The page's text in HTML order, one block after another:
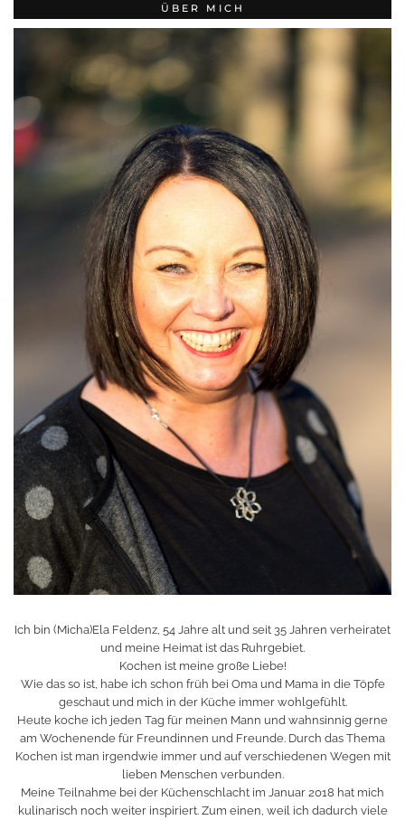
ÜBER MICH
Ich bin (Micha)Ela Feldenz, 54 Jahre alt und seit 35 Jahren verheiratet
und meine Heimat ist das Ruhrgebiet.
Kochen ist meine große Liebe!
Wie das so ist, habe ich schon früh bei Oma und Mama in die Töpfe
geschaut und mich in der Küche immer wohlgefühlt.
Heute koche ich jeden Tag für meinen Mann und wahnsinnig gerne
am Wochenende für Freundinnen und Freunde. Durch das Thema
Kochen ist man irgendwie immer und auf verschiedenen Wegen mit
lieben Menschen verbunden.
Meine Teilnahme bei der Küchenschlacht im Januar 2018 hat mich
kulinarisch noch weiter inspiriert. Zum einen, weil ich dadurch viele